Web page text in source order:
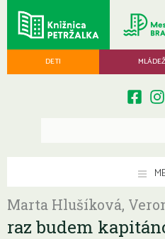
DETI MLÁDEŽ
Marta Hlušíková,
raz budem